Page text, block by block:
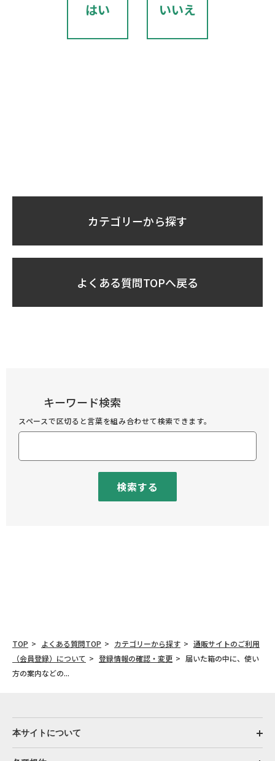
はい いいえ
カテゴリーから探す
よくある質問TOPへ戻る
キーワード検索
スペースで区切ると言葉を組み合わせて検索できます。
検索する
TOP よくある質問TOP カテゴリーから探す
通販サイトのご利用
（会員登録）について
登録情報の確認・変更
届いた箱の中に、使い
方の案内などの...
本サイトについて